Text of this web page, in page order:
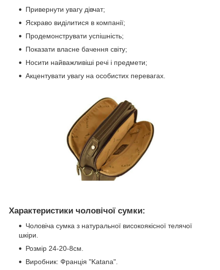
Привернути увагу дівчат;
Яскраво виділитися в компанії;
Продемонструвати успішність;
Показати власне бачення світу;
Носити найважливіші речі і предмети;
Акцентувати увагу на особистих перевагах.
Характеристики чоловічої сумки:
Чоловіча сумка з натуральної високоякісної телячої
шкіри.
Розмір 24-20-8см.
Виробник: Франція "Katana".